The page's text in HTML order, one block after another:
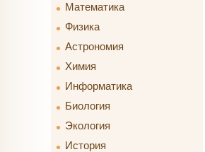
Математика
Физика
Астрономия
Химия
Информатика
Биология
Экология
История